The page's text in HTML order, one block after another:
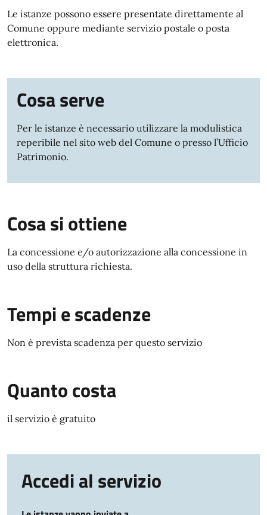
Le istanze possono essere presentate direttamente al
Comune oppure mediante servizio postale o posta
elettronica.
Cosa serve
Per le istanze è necessario utilizzare la modulistica
reperibile nel sito web del Comune o presso l’Ufficio
Patrimonio.
Cosa si ottiene
La concessione e/o autorizzazione alla concessione in
uso della struttura richiesta.
Tempi e scadenze
Non è prevista scadenza per questo servizio
Quanto costa
il servizio è gratuito
Accedi al servizio